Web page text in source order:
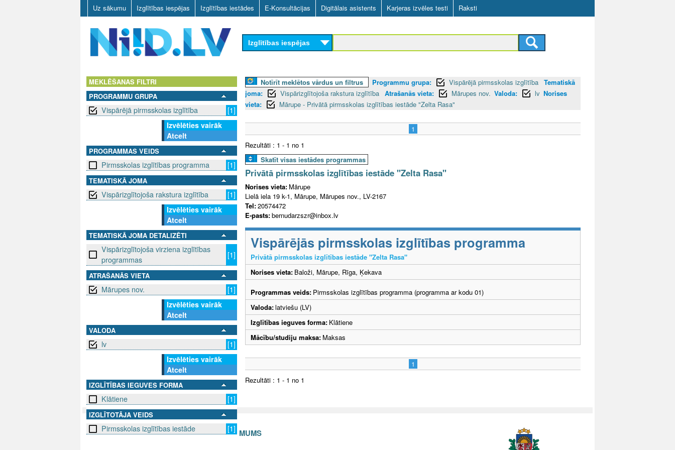
Skip
to
main
content
Uz sākumu Izglītības iespējas Izglītības iestādes E-Konsultācijas Digitālais asistents Karjeras izvēles testi Raksti
V
Izglītības iespējas
MEKLĒŠANAS FILTRI
PROGRAMMU GRUPA
Vispārējā pirmsskolas izglītība
[1]
Izvēlēties vairāk
Atcelt
PROGRAMMAS VEIDS
Pirmsskolas izglītības programma [1]
TEMATISKĀ JOMA
Vispārizglītojoša rakstura izglītība
[1]
Izvēlēties vairāk
Atcelt
TEMATISKĀ JOMA DETALIZĒTI
Vispārizglītojoša virziena izglītības
programmas
[1]
ATRAŠANĀS VIETA
Mārupes nov.
[1]
Izvēlēties vairāk
Atcelt
VALODA
lv
[1]
Izvēlēties vairāk
Atcelt
IZGLĪTĪBAS IEGUVES FORMA
Klātiene [1]
IZGLĪTOTĀJA VEIDS
Pirmsskolas izglītības iestāde [1]
Notīrīt meklētos vārdus un filtrus Programmu grupa: Vispārējā pirmsskolas izglītība Tematiskā
joma:
Vispārizglītojoša rakstura izglītība Atrašanās vieta: Mārupes nov. Valoda: lv Norises
vieta:
Mārupe - Privātā pirmsskolas izglītības iestāde "Zelta Rasa"
1
Rezultāti : 1 - 1 no 1
Skatīt visas iestādes programmas
Privātā pirmsskolas izglītības iestāde "Zelta Rasa"
Norises vieta: Mārupe
Lielā iela 19 k-1, Mārupe, Mārupes nov., LV-2167
Tel:20574472
E-pasts:bernudarzszr@inbox.lv
Vispārējās pirmsskolas izglītības programma
Privātā pirmsskolas izglītības iestāde "Zelta Rasa"
Norises vieta: Baloži, Mārupe, Rīga, Ķekava
Programmas veids: Pirmsskolas izglītības programma (programma ar kodu 01)
Valoda:latviešu (LV)
Izglītības ieguves forma: Klātiene
Mācību/studiju maksa: Maksas
1
Rezultāti : 1 - 1 no 1
SEKO MUMS SAZINIES AR MUMS